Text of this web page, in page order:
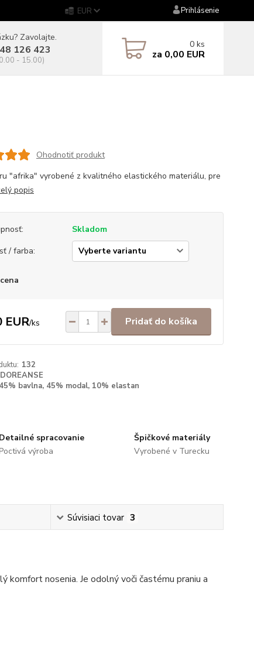
EUR Prihlásenie
Zavolajte.
126 423
- 15.00)
0 ks
za 0,00 EUR
Ohodnotiť produkt
"afrika" vyrobené z kvalitného elastického materiálu, pre
popis
Skladom
/ farba:
EUR/ks Pridať do košíka
132
DOREANSE
45% bavlna, 45% modal, 10% elastan
Detailné spracovanie
Poctivá výroba
Špičkové materiály
Vyrobené v Turecku
Súvisiaci tovar 3
nosenia. Je odolný voči častému praniu a